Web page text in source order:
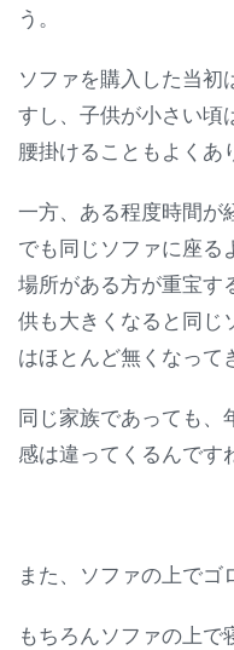
う。
ソファを購入した当初
すし、子供が小さい頃
腰掛けることもよくあ
一方、ある程度時間が
でも同じソファに座る
場所がある方が重宝す
供も大きくなると同じ
はほとんど無くなって
同じ家族であっても、
感は違ってくるんです
また、ソファの上でゴ
もちろんソファの上で